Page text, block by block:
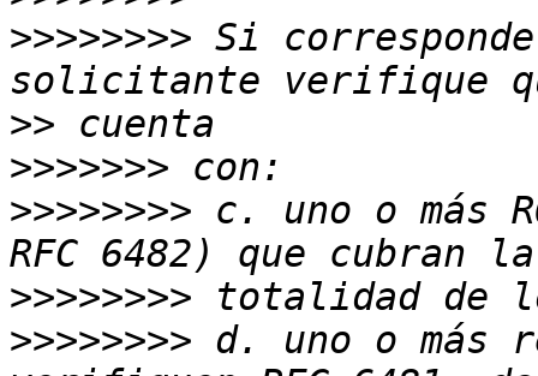
>>>>>>>> Si
>>
>>>>>>>
>>>>>>>> c. uno o más
>>>>>>>>
>>>>>>>> d. uno o más